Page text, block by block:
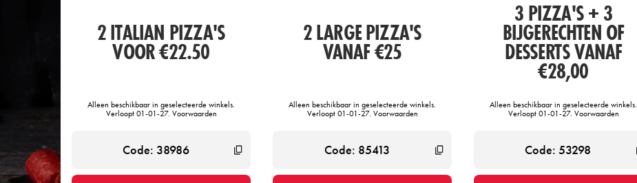
2 ITALIAN PIZZA'S
VOOR €22.50
Alleen beschikbaar in geselecteerde winkels.
Verloopt 01-01-27. Voorwaarden
2 LARGE PIZZA'S
VANAF €25
Alleen beschikbaar in geselecteerde winkels.
Verloopt 01-01-27. Voorwaarden
3 PIZZA'S + 3
BIJGERECHTEN OF
DESSERTS VANAF
€28,00
Alleen beschikbaar in geselecteerde winkels.
Verloopt 01-01-27. Voorwaarden